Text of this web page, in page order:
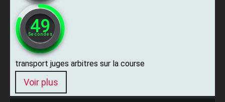
47
Secondes
transport juges arbitres sur la course
Voir plus